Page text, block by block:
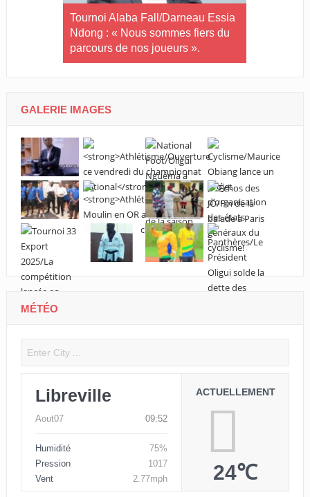
Tournoi Alaba Fall/Darneau Essia
Ndong : « Nous sommes fiers du
parcours de nos joueurs ».
GALERIE IMAGES
MÉTÉO
Libreville
Aout07 09:52
Humidité
75%
Pression
1017
Vent
2.77mph
ACTUELLEMENT
24℃